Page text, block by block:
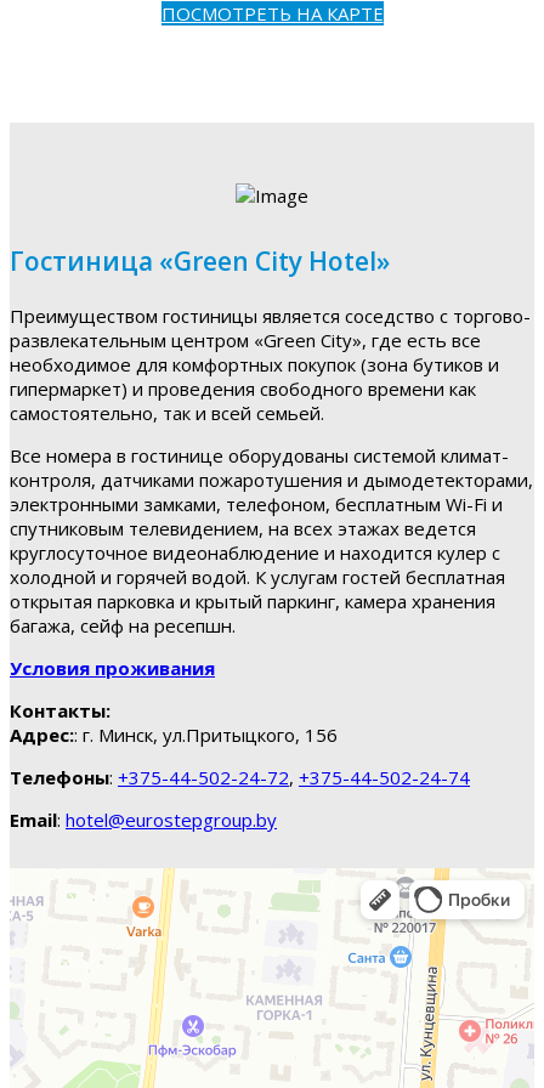
ПОСМОТРЕТЬ НА КАРТЕ
Гостиница «Green City Hotel»
Преимуществом гостиницы является соседство с торгово-
развлекательным центром «Green City», где есть все
необходимое для комфортных покупок (зона бутиков и
гипермаркет) и проведения свободного времени как
самостоятельно, так и всей семьей.
Все номера в гостинице оборудованы системой климат-
контроля, датчиками пожаротушения и дымодетекторами,
электронными замками, телефоном, бесплатным Wi-Fi и
спутниковым телевидением, на всех этажах ведется
круглосуточное видеонаблюдение и находится кулер с
холодной и горячей водой. К услугам гостей бесплатная
открытая парковка и крытый паркинг, камера хранения
багажа, сейф на ресепшн.
Условия проживания
Контакты:
Адрес:: г. Минск, ул.Притыцкого, 156
Телефоны: +375-44-502-24-72, +375-44-502-24-74
Email: hotel@eurostepgroup.by